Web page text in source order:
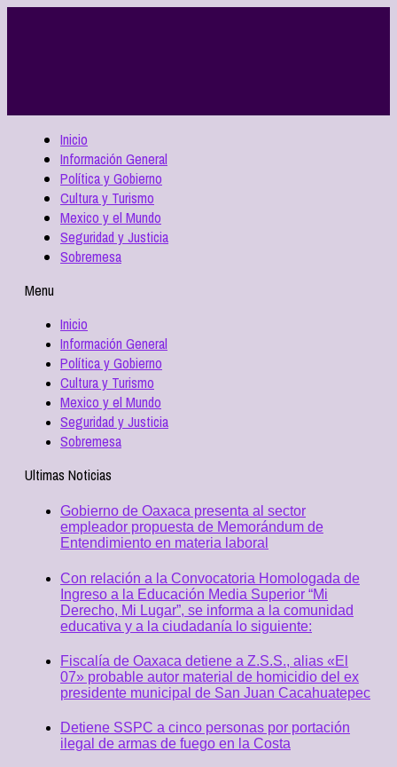
Inicio
Información General
Política y Gobierno
Cultura y Turismo
Mexico y el Mundo
Seguridad y Justicia
Sobremesa
Menu
Inicio
Información General
Política y Gobierno
Cultura y Turismo
Mexico y el Mundo
Seguridad y Justicia
Sobremesa
Ultimas Noticias
Gobierno de Oaxaca presenta al sector
empleador propuesta de Memorándum de
Entendimiento en materia laboral
Con relación a la Convocatoria Homologada de
Ingreso a la Educación Media Superior “Mi
Derecho, Mi Lugar”, se informa a la comunidad
educativa y a la ciudadanía lo siguiente:
Fiscalía de Oaxaca detiene a Z.S.S., alias «El
07» probable autor material de homicidio del ex
presidente municipal de San Juan Cacahuatepec
Detiene SSPC a cinco personas por portación
ilegal de armas de fuego en la Costa